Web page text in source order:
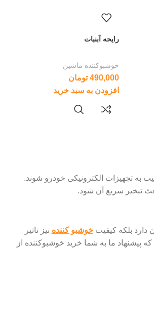
رایحه آبنبات
خوشبوکننده ماشین
490,000 تومان
افزودن به سبد خرید
تجهیزات الکترونیکی خودرو شوند.
تبخیر سریع آن شود.
دارد بلکه کیفیتخوشبو کننده نیز تاثیر
پیشنهاد ما به شما خرید خوشبوکننده از